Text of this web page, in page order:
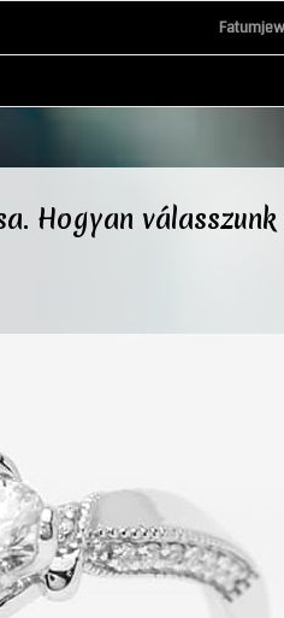
Hogyan válasszunk